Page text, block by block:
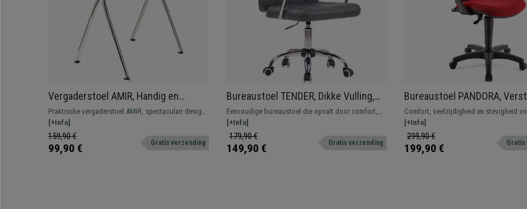
Vergaderstoel AMIR, Handig en
Praktisch, Stapelbaar, Kleur Beige
Praktische vergaderstoel AMIR, spectaculair design
om wachtkamers of vergaderruimtes een modern
karakter te geven. Verkrijgbaar in verschillende
kleuren.
[+Info]
159,90 €
99,90 € Gratis verzending
Bureaustoel TENDER, Dikke Vulling,
Metalen Onderstel, Bekleed met
Donkergrijs Leder
Eenvoudige bureaustoel die opvalt door comfort,
design en kwaliteit. Bekleed met synthetisch leder en
een metalen onderstel.
[+Info]
179,90 €
149,90 € Gratis verzending
Bureaustoel PANDORA,
Rugleuning van Mesh,
Dikke Vulling, Rood
Comfort, veelzijdigheid en stevigheid
onverslaanbare prijs. Dit geweldige
uitstekende balans voor uw dagelijkse
werkzaamheden. Verkrijgbaar in diverse
[+Info]
299,90 €
199,90 € Gratis